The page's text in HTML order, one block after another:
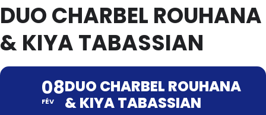
DUO CHARBEL ROUHANA
& KIYA TABASSIAN
08
FÉV
DUO CHARBEL ROUHANA
& KIYA TABASSIAN